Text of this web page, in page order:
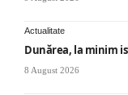
Actualitate
Dunărea, la minim
8 August 2026